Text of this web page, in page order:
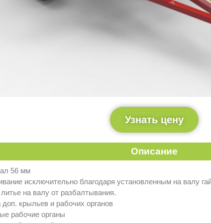
Узнать цену
Описание
56 мм
исключительно благодаря установленным на валу
на валу от разбалтывания.
доп. крыльев и рабочих органов
рабочие органы